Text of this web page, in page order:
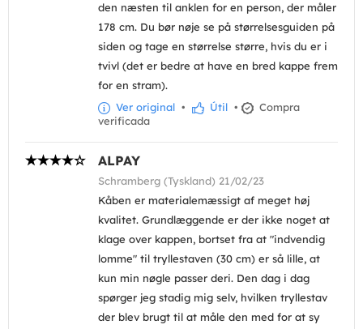
den næsten til anklen for en person, der måler
178 cm. Du bør nøje se på størrelsesguiden på
siden og tage en størrelse større, hvis du er i
tvivl (det er bedre at have en bred kappe frem
for en stram).
Ver original • Útil •
Compra
verificada
ALPAY
Schramberg (Tyskland) 21/02/23
Kåben er materialemæssigt af meget høj
kvalitet. Grundlæggende er der ikke noget at
klage over kappen, bortset fra at "indvendig
lomme" til tryllestaven (30 cm) er så lille, at
kun min nøgle passer deri. Den dag i dag
spørger jeg stadig mig selv, hvilken tryllestav
der blev brugt til at måle den med for at sy